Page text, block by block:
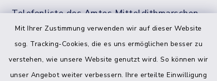
Mit Ihrer Zustimmung verwenden wir auf dieser Website
sog. Tracking-Cookies, die es uns ermöglichen besser zu
verstehen, wie unsere Website genutzt wird. So können wir
unser Angebot weiter verbessern. Ihre erteilte Einwilligung
Telefonliste des Amtes Mitteldithmarschen